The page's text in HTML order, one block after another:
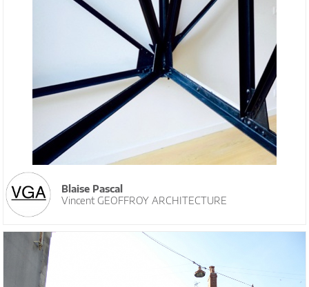
Blaise Pascal
Vincent GEOFFROY ARCHITECTURE